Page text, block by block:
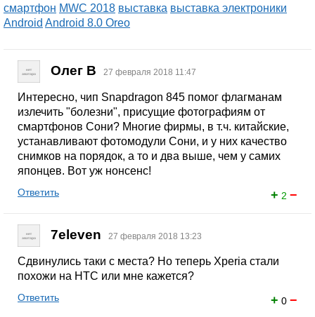
смартфон MWC 2018 выставка выставка электроники
Android Android 8.0 Oreo
Олег В 27 февраля 2018 11:47
Интересно, чип Snapdragon 845 помог флагманам
излечить "болезни", присущие фотографиям от
смартфонов Сони? Многие фирмы, в т.ч. китайские,
устанавливают фотомодули Сони, и у них качество
снимков на порядок, а то и два выше, чем у самих
японцев. Вот уж нонсенс!
+ 2 −
Ответить
7eleven 27 февраля 2018 13:23
Сдвинулись таки с места? Но теперь Xperia стали
похожи на HTC или мне кажется?
+ 0 −
Ответить